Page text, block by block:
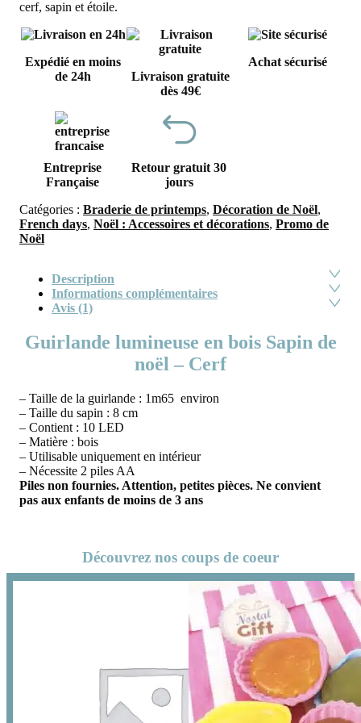
cerf, sapin et étoile.
Expédié en moins
de 24h
Livraison gratuite
dès 49€
Achat sécurisé
Entreprise
Française
Retour gratuit 30
jours
Catégories : Braderie de printemps, Décoration de Noël,
French days, Noël : Accessoires et décorations, Promo de
Noël
Description
Informations complémentaires
Avis (1)
Guirlande lumineuse en bois Sapin de
noël – Cerf
– Taille de la guirlande : 1m65 environ
– Taille du sapin : 8 cm
– Contient : 10 LED
– Matière : bois
– Utilisable uniquement en intérieur
– Nécessite 2 piles AA
Piles non fournies. Attention, petites pièces. Ne convient
pas aux enfants de moins de 3 ans
Découvrez nos coups de coeur